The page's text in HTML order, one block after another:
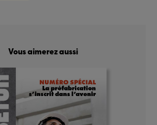
Vous aimerez aussi